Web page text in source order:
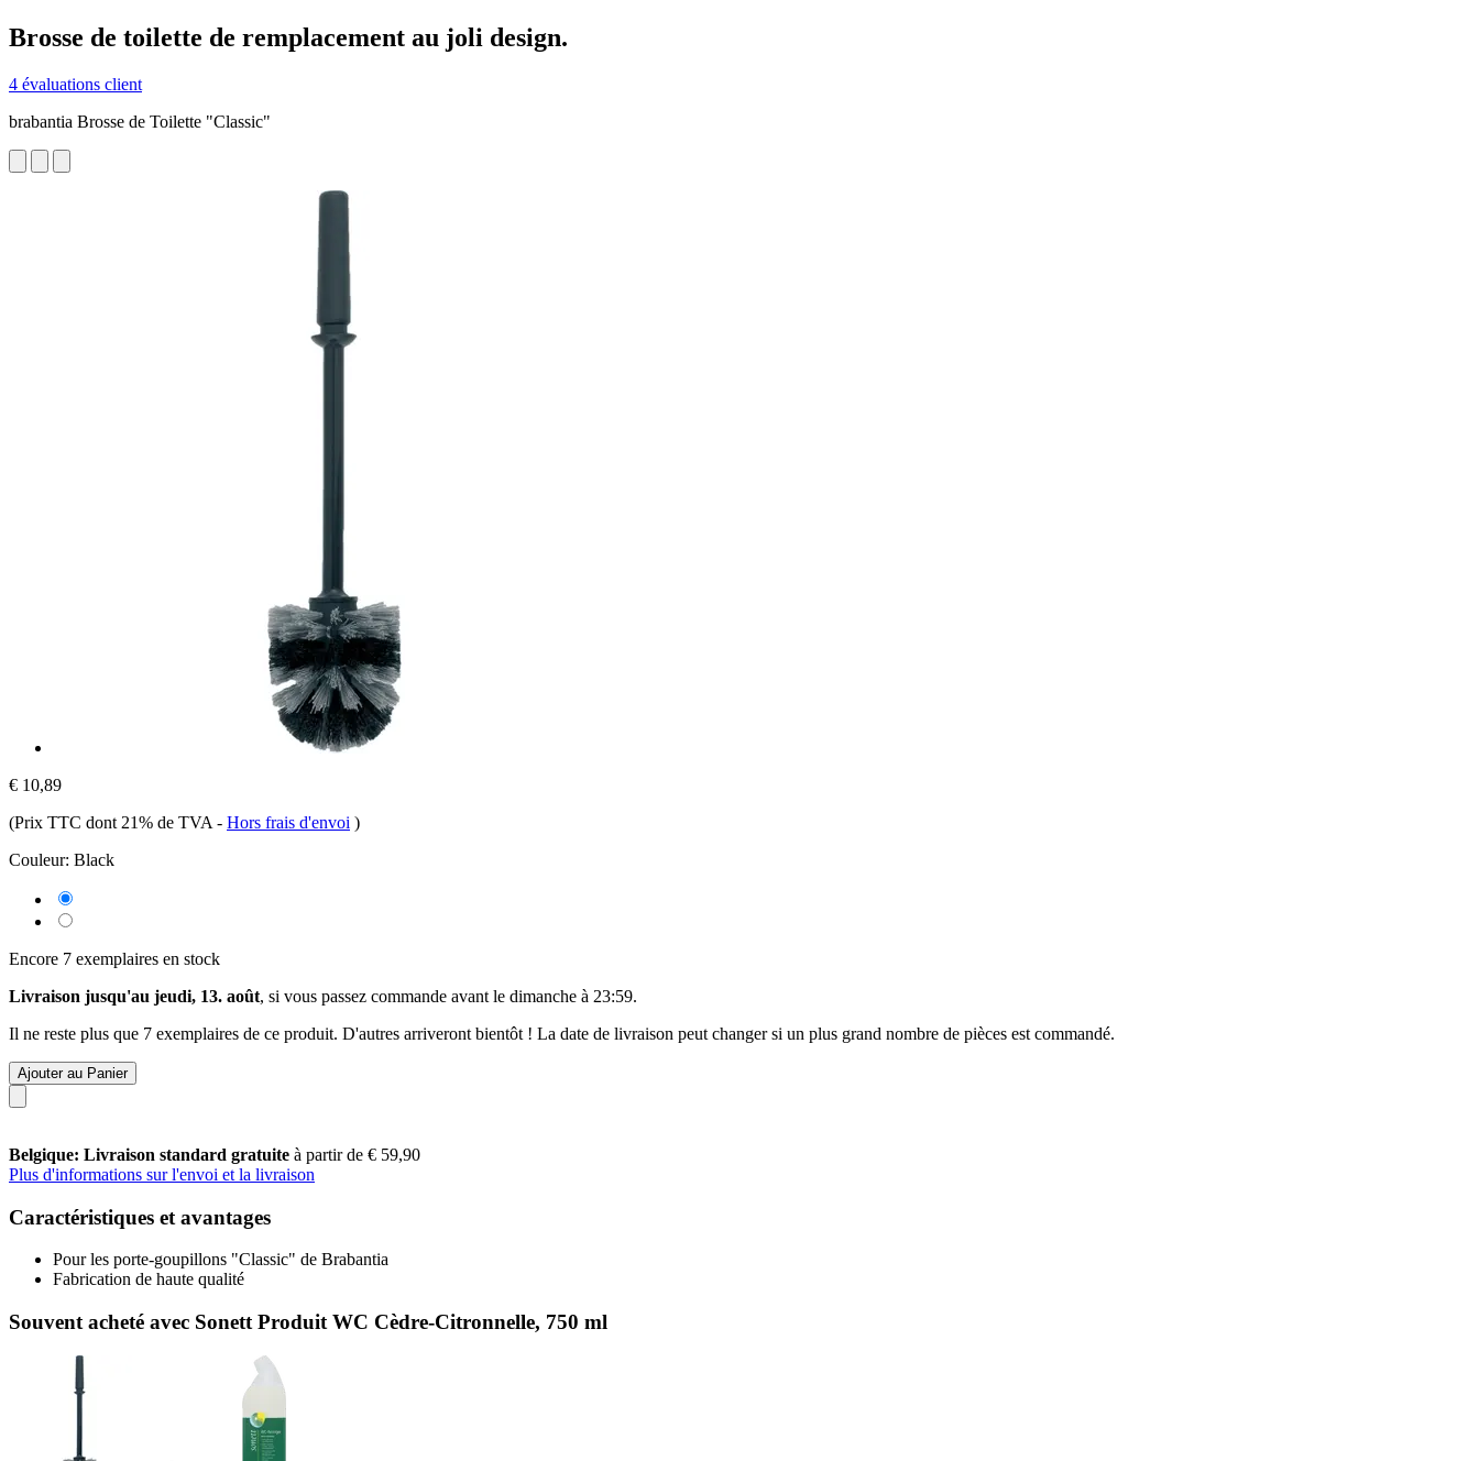
Brosse de toilette de remplacement au joli design.
4 évaluations client
brabantia Brosse de Toilette "Classic"
€ 10,89
(Prix TTC dont 21% de TVA - Hors frais d'envoi )
Couleur: Black
Encore 7 exemplaires en stock
Livraison jusqu'au jeudi, 13. août, si vous passez commande avant le dimanche à 23:59.
Il ne reste plus que 7 exemplaires de ce produit. D'autres arriveront bientôt ! La date de livraison peut changer si un plus grand nombre de pièces est commandé.
Ajouter au Panier
Belgique: Livraison standard gratuite à partir de € 59,90
Plus d'informations sur l'envoi et la livraison
Caractéristiques et avantages
Pour les porte-goupillons "Classic" de Brabantia
Fabrication de haute qualité
Souvent acheté avec Sonett Produit WC Cèdre-Citronnelle, 750 ml